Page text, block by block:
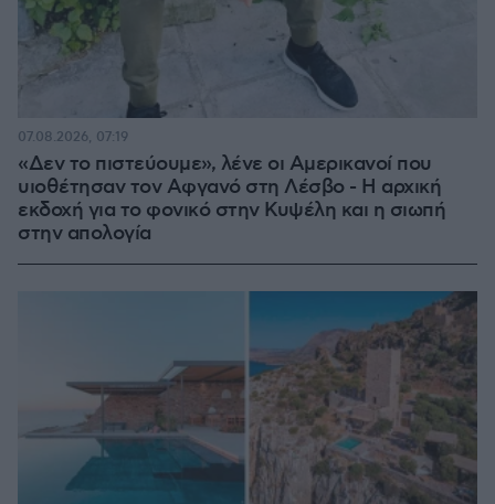
«Δεν το πιστεύουμε», λένε οι Αμερικανοί που
υιοθέτησαν τον Αφγανό στη Λέσβο - Η αρχική
εκδοχή για το φονικό στην Κυψέλη και η σιωπή
στην απολογία
07.08.2026, 07:19